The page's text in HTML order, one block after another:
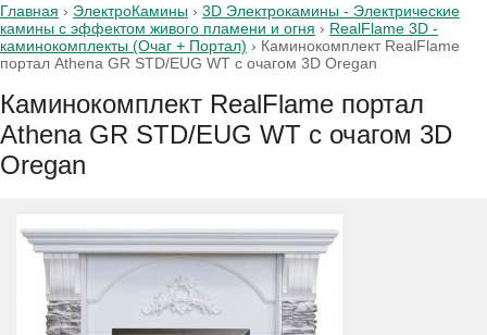
Главная › ЭлектроКамины › 3D Электрокамины - Электрические
камины с эффектом живого пламени и огня › RealFlame 3D -
каминокомплекты (Очаг + Портал) › Каминокомплект RealFlame
портал Athena GR STD/EUG WT с очагом 3D Oregan
Каминокомплект RealFlame портал
Athena GR STD/EUG WT с очагом 3D
Oregan